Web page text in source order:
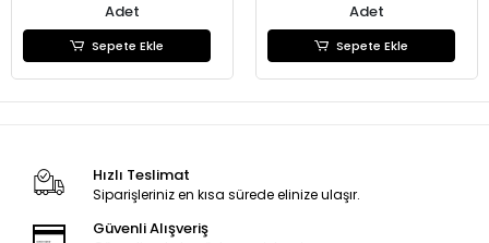
Adet
Sepete Ekle
Adet
Sepete Ekle
Hızlı Teslimat
Siparişleriniz en kısa sürede elinize ulaşır.
Güvenli Alışveriş